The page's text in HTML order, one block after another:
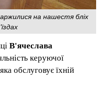
на нашестя бліх
В'ячеслава
керуючої
обслуговує їхній